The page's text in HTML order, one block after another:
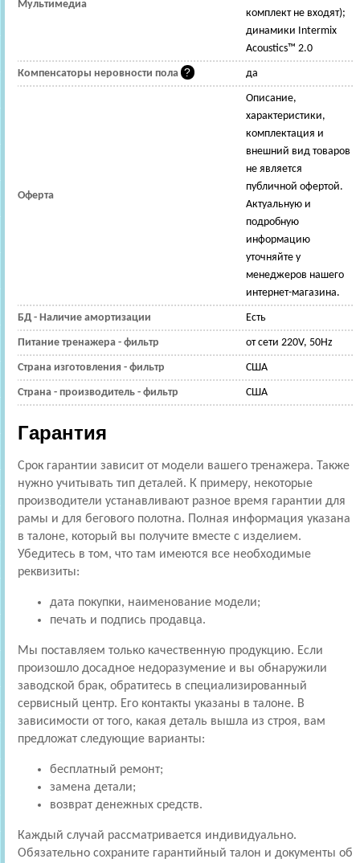
Мультимедиа
комплект не входят);
динамики Intermix
Acoustics™ 2.0
Компенсаторы неровности пола да
Оферта
Описание,
характеристики,
комплектация и
внешний вид товаров
не является
публичной офертой.
Актуальную и
подробную
информацию
уточняйте у
менеджеров нашего
интернет-магазина.
БД - Наличие амортизации Есть
Питание тренажера - фильтр от сети 220V, 50Hz
Страна изготовления - фильтр США
Страна - производитель - фильтр США
Гарантия
Срок гарантии зависит от модели вашего тренажера. Также
нужно учитывать тип деталей. К примеру, некоторые
производители устанавливают разное время гарантии для
рамы и для бегового полотна. Полная информация указана
в талоне, который вы получите вместе с изделием.
Убедитесь в том, что там имеются все необходимые
реквизиты:
дата покупки, наименование модели;
печать и подпись продавца.
Мы поставляем только качественную продукцию. Если
произошло досадное недоразумение и вы обнаружили
заводской брак, обратитесь в специализированный
сервисный центр. Его контакты указаны в талоне. В
зависимости от того, какая деталь вышла из строя, вам
предложат следующие варианты:
бесплатный ремонт;
замена детали;
возврат денежных средств.
Каждый случай рассматривается индивидуально.
Обязательно сохраните гарантийный талон и документы об